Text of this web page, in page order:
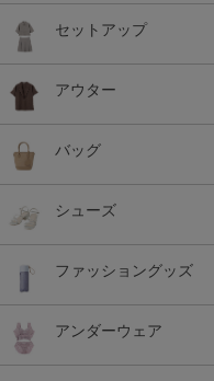
セットアップ
アウター
バッグ
シューズ
ファッショングッズ
アンダーウェア